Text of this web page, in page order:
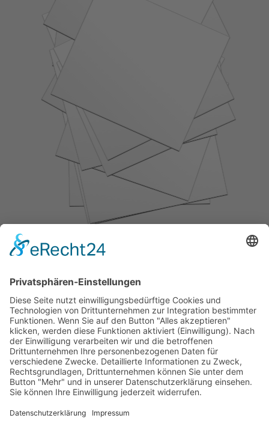
Bilder von den Vorbereitungen des TCW-Wagens, der guten Stimmung auf
dem Wagen vor der Zugabsage und der "After-Zoch-Fete" im Zeughaus
Zurück zu den Bildberichten...
Adresse Tennisanlage/Clubhaus
Tennisclub Neuss-Weckhoven e.V.
Weckhovener Str. 25
41466 Neuss
IBAN: DE 15 3055 0000 0000 2827 23